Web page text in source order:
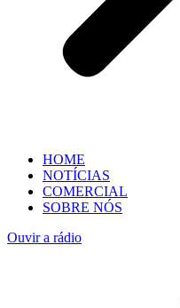
HOME
NOTÍCIAS
COMERCIAL
SOBRE NÓS
Ouvir a rádio